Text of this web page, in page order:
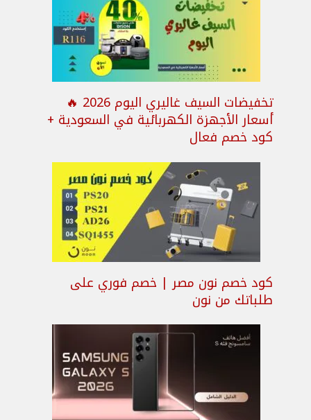
تخفيضات السيف غاليري اليوم 2026 🔥
أسعار الأجهزة الكهربائية في السعودية +
كود خصم فعال
كود خصم نون مصر | خصم فوري على
طلباتك من نون